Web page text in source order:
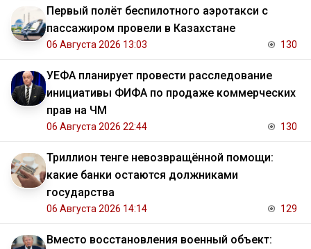
Первый полёт беспилотного аэротакси с
пассажиром провели в Казахстане
06 Августа 2026 13:03 130
УЕФА планирует провести расследование
инициативы ФИФА по продаже коммерческих
прав на ЧМ
06 Августа 2026 22:44 130
Триллион тенге невозвращённой помощи:
какие банки остаются должниками
государства
06 Августа 2026 14:14 129
Вместо восстановления военный объект: